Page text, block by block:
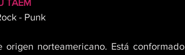
TAEM
- Punk
norteamericano. Está conformado